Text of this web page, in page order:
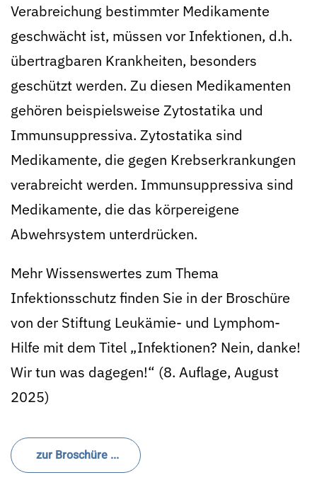
Verabreichung bestimmter Medikamente
geschwächt ist, müssen vor Infektionen, d.h.
übertragbaren Krankheiten, besonders
geschützt werden. Zu diesen Medikamenten
gehören beispielsweise Zytostatika und
Immunsuppressiva. Zytostatika sind
Medikamente, die gegen Krebserkrankungen
verabreicht werden. Immunsuppressiva sind
Medikamente, die das körpereigene
Abwehrsystem unterdrücken.
Mehr Wissenswertes zum Thema
Infektionsschutz finden Sie in der Broschüre
von der Stiftung Leukämie- und Lymphom-
Hilfe mit dem Titel „Infektionen? Nein, danke!
Wir tun was dagegen!“ (8. Auflage, August
2025)
zur Broschüre ...